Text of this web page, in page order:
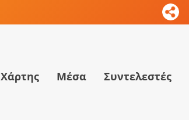
Χάρτης Μέσα Συντελεστές